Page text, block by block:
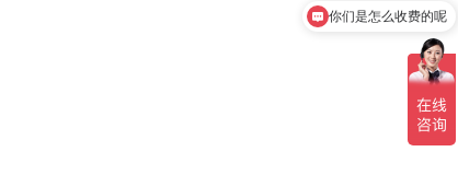
你们是怎么收费的呢